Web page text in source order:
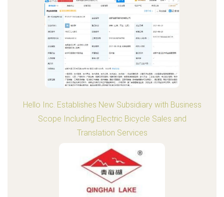
Hello Inc. Establishes New Subsidiary with Business
Scope Including Electric Bicycle Sales and
Translation Services